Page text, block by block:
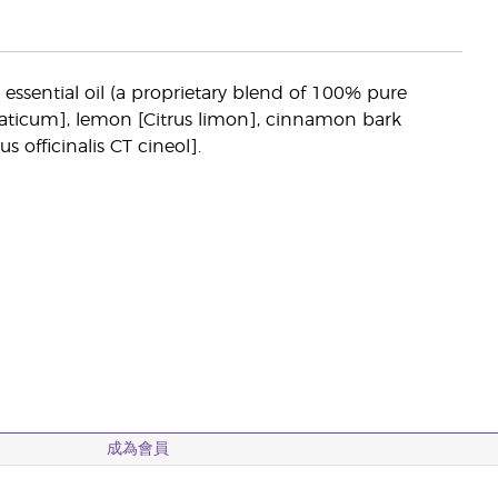
oil (a proprietary blend of 100% pure
lemon [Citrus limon], cinnamon bark
officinalis CT cineol].
成為會員